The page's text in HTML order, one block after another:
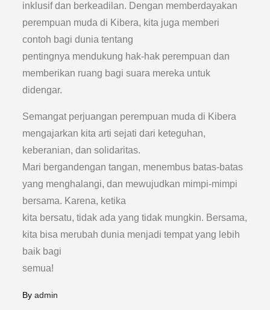
inklusif dan berkeadilan. Dengan memberdayakan
perempuan muda di Kibera, kita juga memberi
contoh bagi dunia tentang
pentingnya mendukung hak-hak perempuan dan
memberikan ruang bagi suara mereka untuk
didengar.
Semangat perjuangan perempuan muda di Kibera
mengajarkan kita arti sejati dari keteguhan,
keberanian, dan solidaritas.
Mari bergandengan tangan, menembus batas-batas
yang menghalangi, dan mewujudkan mimpi-mimpi
bersama. Karena, ketika
kita bersatu, tidak ada yang tidak mungkin. Bersama,
kita bisa merubah dunia menjadi tempat yang lebih
baik bagi
semua!
Byadmin